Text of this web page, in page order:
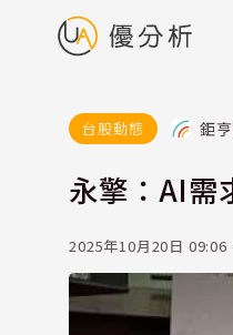
台股動態 鉅
永擎：AI需
2025年10月20日